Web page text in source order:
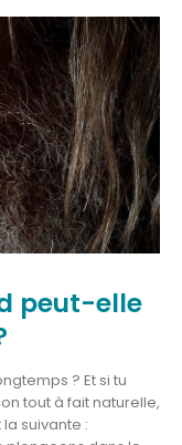
peut-elle
? Et si tu
tout à fait naturelle,
suivante :